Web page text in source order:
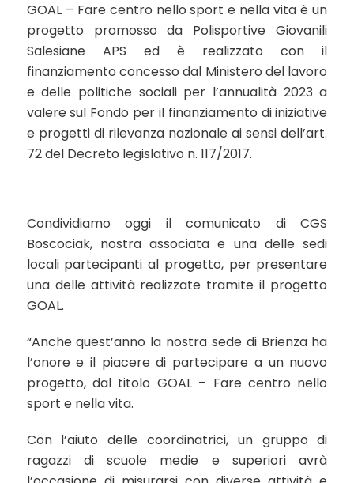
GOAL – Fare centro nello sport e nella vita è un
progetto promosso da Polisportive Giovanili
Salesiane APS ed è realizzato con il
finanziamento concesso dal Ministero del lavoro
e delle politiche sociali per l’annualità 2023 a
valere sul Fondo per il finanziamento di iniziative
e progetti di rilevanza nazionale ai sensi dell’art.
72 del Decreto legislativo n. 117/2017.
Condividiamo oggi il comunicato di CGS
Boscociak, nostra associata e una delle sedi
locali partecipanti al progetto, per presentare
una delle attività realizzate tramite il progetto
GOAL.
“Anche quest’anno la nostra sede di Brienza ha
l’onore e il piacere di partecipare a un nuovo
progetto, dal titolo GOAL – Fare centro nello
sport e nella vita.
Con l’aiuto delle coordinatrici, un gruppo di
ragazzi di scuole medie e superiori avrà